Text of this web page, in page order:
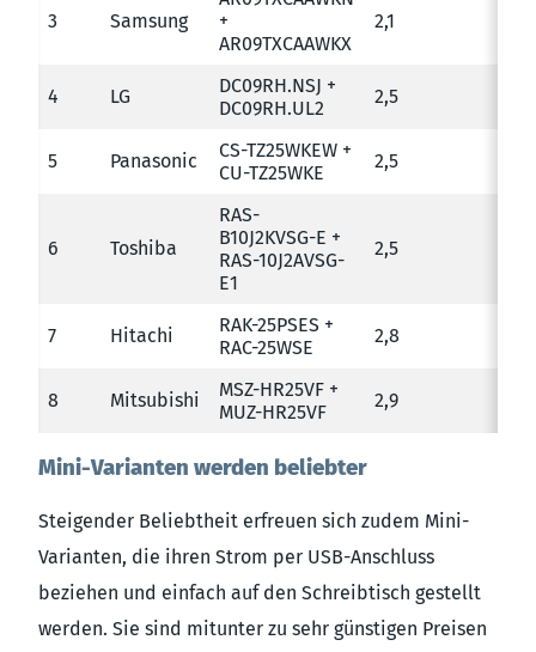
3 Samsung
+
AR09TXCAAWKX
2,1
4 LG
DC09RH.NSJ +
DC09RH.UL2
2,5
5 Panasonic
CS-TZ25WKEW +
CU-TZ25WKE
2,5
6 Toshiba
RAS-
B10J2KVSG-E +
RAS-10J2AVSG-
E1
2,5
7 Hitachi
RAK-25PSES +
RAC-25WSE
2,8
8 Mitsubishi
MSZ-HR25VF +
MUZ-HR25VF
2,9
Mini-Varianten werden beliebter
Steigender Beliebtheit erfreuen sich zudem Mini-
Varianten, die ihren Strom per USB-Anschluss
beziehen und einfach auf den Schreibtisch gestellt
werden. Sie sind mitunter zu sehr günstigen Preisen